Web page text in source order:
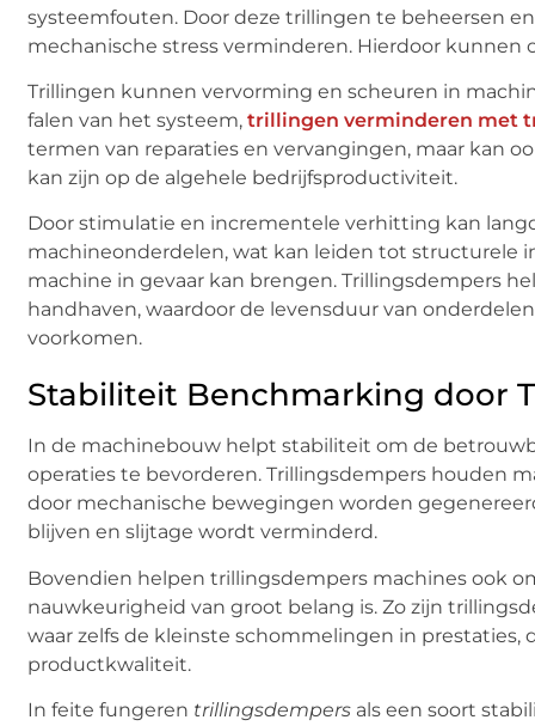
systeemfouten. Door deze trillingen te beheersen
mechanische stress verminderen. Hierdoor
Trillingen kunnen vervorming en scheuren in
falen van het systeem, trillingen verminderen met
termen van reparaties en vervangingen, maar kan
kan zijn op de algehele bedrijfsproductiviteit.
Door stimulatie en incrementele verhitting kan
machineonderdelen, wat kan leiden tot structurele
machine in gevaar kan brengen. Trillingsdempers
handhaven, waardoor de levensduur van
voorkomen.
Stabiliteit Benchmarking door
In de machinebouw helpt stabiliteit om de
operaties te bevorderen. Trillingsdempers houden
door mechanische bewegingen worden
blijven en slijtage wordt verminderd.
Bovendien helpen trillingsdempers machines ook
nauwkeurigheid van groot belang is. Zo zijn
waar zelfs de kleinste schommelingen in prestaties,
productkwaliteit.
In feite fungeren trillingsdempers als een soort